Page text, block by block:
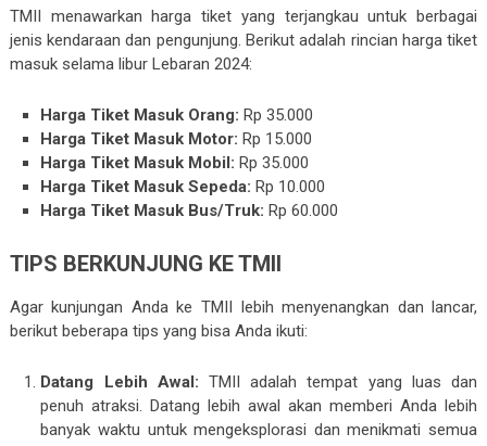
TMII menawarkan harga tiket yang terjangkau untuk berbagai
jenis kendaraan dan pengunjung. Berikut adalah rincian harga tiket
masuk selama libur Lebaran 2024:
Harga Tiket Masuk Orang: Rp 35.000
Harga Tiket Masuk Motor: Rp 15.000
Harga Tiket Masuk Mobil: Rp 35.000
Harga Tiket Masuk Sepeda: Rp 10.000
Harga Tiket Masuk Bus/Truk: Rp 60.000
TIPS BERKUNJUNG KE TMII
Agar kunjungan Anda ke TMII lebih menyenangkan dan lancar,
berikut beberapa tips yang bisa Anda ikuti:
Datang Lebih Awal: TMII adalah tempat yang luas dan
penuh atraksi. Datang lebih awal akan memberi Anda lebih
banyak waktu untuk mengeksplorasi dan menikmati semua